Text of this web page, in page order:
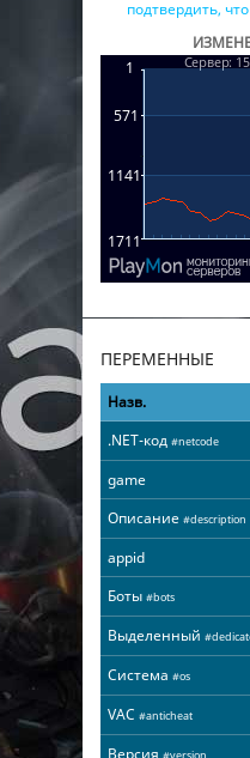
подтвердить,
ПЕРЕМЕННЫЕ
Назв.
.NET-код #netcode
game
Описание #description
appid
Боты #bots
Выделенный
Система #os
VAC #anticheat